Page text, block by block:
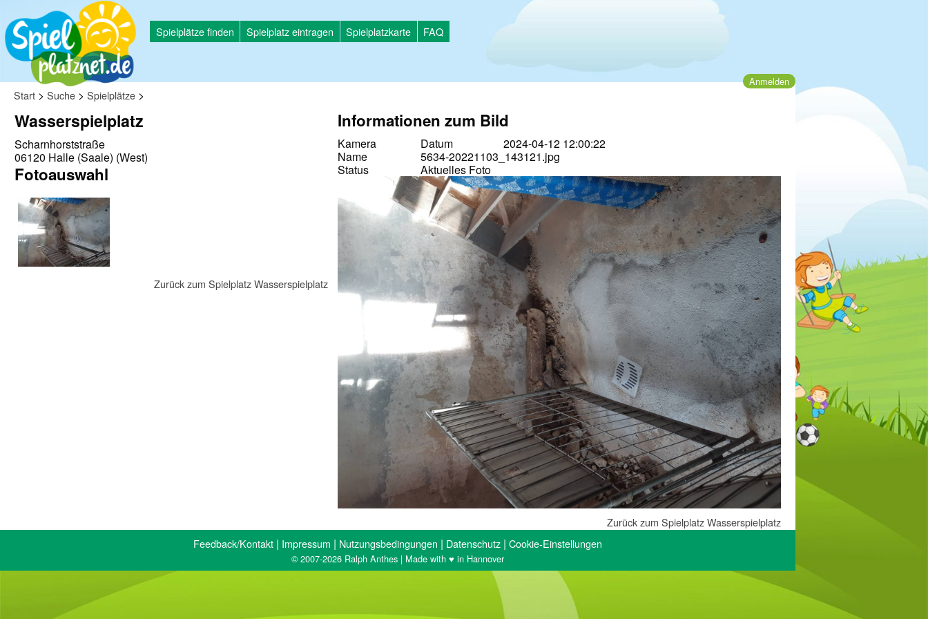
Spielplätze finden Spielplatz eintragen Spielplatzkarte FAQ
Anmelden
Start > Suche > Spielplätze >
Wasserspielplatz
Scharnhorststraße
06120 Halle (Saale) (West)
Fotoauswahl
Zurück zum Spielplatz Wasserspielplatz
Informationen zum Bild
Kamera Datum
2024-04-12 12:00:22
Name
5634-20221103_143121.jpg
Status
Aktuelles Foto
Zurück zum Spielplatz Wasserspielplatz
Feedback/Kontakt | Impressum | Nutzungsbedingungen | Datenschutz | Cookie-Einstellungen
© 2007-2026 Ralph Anthes | Made with ♥ in Hannover